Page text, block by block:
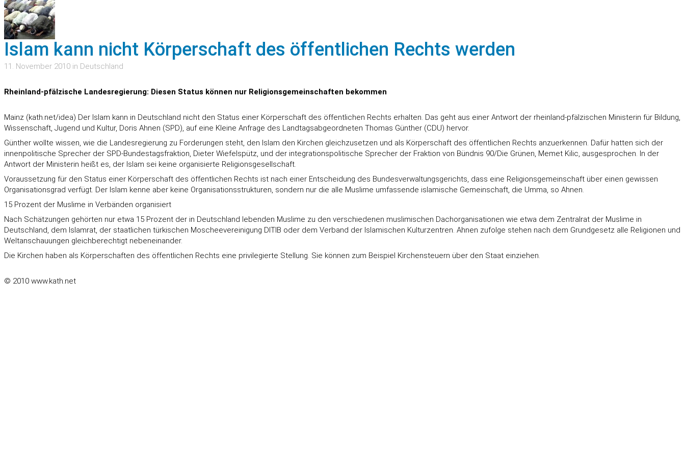
Islam kann nicht Körperschaft des öffentlichen Rechts werden
11. November 2010 in Deutschland
Rheinland-pfälzische Landesregierung: Diesen Status können nur Religionsgemeinschaften bekommen
Mainz (kath.net/idea) Der Islam kann in Deutschland nicht den Status einer Körperschaft des öffentlichen Rechts erhalten. Das geht aus einer Antwort der rheinland-pfälzischen Ministerin für Bildung,
Wissenschaft, Jugend und Kultur, Doris Ahnen (SPD), auf eine Kleine Anfrage des Landtagsabgeordneten Thomas Günther (CDU) hervor.
Günther wollte wissen, wie die Landesregierung zu Forderungen steht, den Islam den Kirchen gleichzusetzen und als Körperschaft des öffentlichen Rechts anzuerkennen. Dafür hatten sich der
innenpolitische Sprecher der SPD-Bundestagsfraktion, Dieter Wiefelspütz, und der integrationspolitische Sprecher der Fraktion von Bündnis 90/Die Grünen, Memet Kilic, ausgesprochen. In der
Antwort der Ministerin heißt es, der Islam sei keine organisierte Religionsgesellschaft.
Voraussetzung für den Status einer Körperschaft des öffentlichen Rechts ist nach einer Entscheidung des Bundesverwaltungsgerichts, dass eine Religionsgemeinschaft über einen gewissen
Organisationsgrad verfügt. Der Islam kenne aber keine Organisationsstrukturen, sondern nur die alle Muslime umfassende islamische Gemeinschaft, die Umma, so Ahnen.
15 Prozent der Muslime in Verbänden organisiert
Nach Schätzungen gehörten nur etwa 15 Prozent der in Deutschland lebenden Muslime zu den verschiedenen muslimischen Dachorganisationen wie etwa dem Zentralrat der Muslime in
Deutschland, dem Islamrat, der staatlichen türkischen Moscheevereinigung DITIB oder dem Verband der Islamischen Kulturzentren. Ahnen zufolge stehen nach dem Grundgesetz alle Religionen und
Weltanschauungen gleichberechtigt nebeneinander.
Die Kirchen haben als Körperschaften des öffentlichen Rechts eine privilegierte Stellung. Sie können zum Beispiel Kirchensteuern über den Staat einziehen.
© 2010 www.kath.net